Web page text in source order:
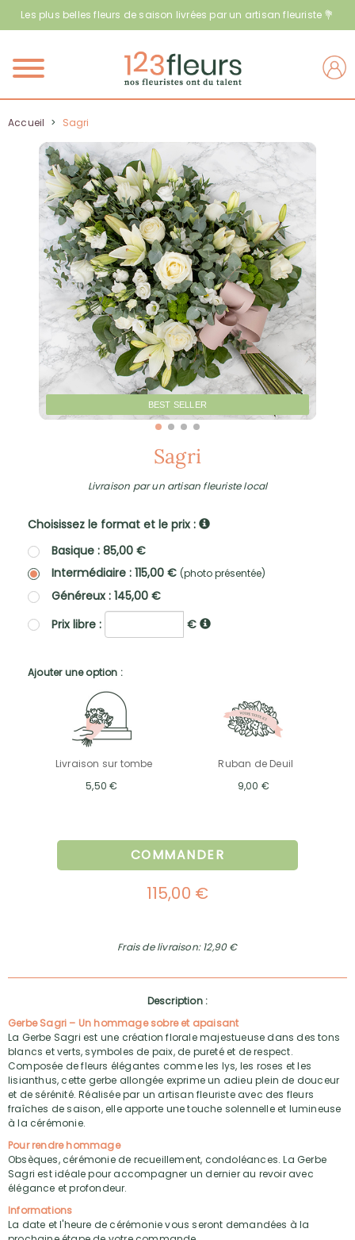
Les plus belles fleurs de saison livrées par un artisan fleuriste 💐
Menu
Accueil > Sagri
BEST SELLER
Sagri
Livraison par un artisan fleuriste local
Choisissez le format et le prix :
Basique : 85,00 €
Intermédiaire : 115,00 € (photo présentée)
Généreux : 145,00 €
Prix libre :
€
Ajouter une option :
Livraison sur tombe
5,50 €
Ruban de Deuil
9,00 €
COMMANDER
115,00 €
Frais de livraison: 12,90 €
Description :
Gerbe Sagri – Un hommage sobre et apaisant
La Gerbe Sagri est une création florale majestueuse dans des tons
blancs et verts, symboles de paix, de pureté et de respect.
Composée de fleurs élégantes comme les lys, les roses et les
lisianthus, cette gerbe allongée exprime un adieu plein de douceur
et de sérénité. Réalisée par un artisan fleuriste avec des fleurs
fraîches de saison, elle apporte une touche solennelle et lumineuse
à la cérémonie.
Pour rendre hommage
Obsèques, cérémonie de recueillement, condoléances. La Gerbe
Sagri est idéale pour accompagner un dernier au revoir avec
élégance et profondeur.
Informations
La date et l'heure de cérémonie vous seront demandées à la